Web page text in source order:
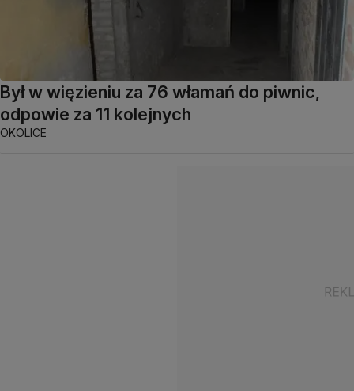
Był w więzieniu za 76 włamań do piwnic,
odpowie za 11 kolejnych
OKOLICE